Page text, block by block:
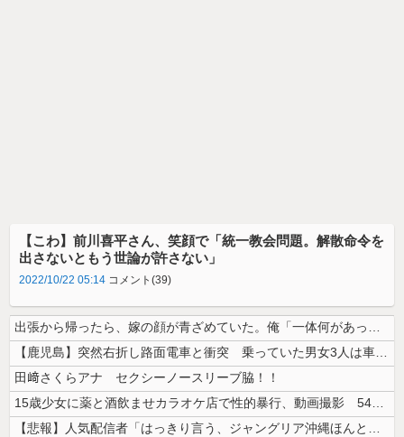
【こわ】前川喜平さん、笑顔で「統一教会問題。解散命令を
出さないともう世論が許さない」
2022/10/22 05:14 コメント(39)
出張から帰ったら、嫁の顔が青ざめていた。俺「一体何があったんだ？」嫁「...
【鹿児島】突然右折し路面電車と衝突 乗っていた男女3人は車を放置しダッ...
田﨑さくらアナ セクシーノースリーブ脇！！
15歳少女に薬と酒飲ませカラオケ店で性的暴行、動画撮影 54歳無職を再...
【悲報】人気配信者「はっきり言う、ジャングリア沖縄ほんとーーーーーーー...